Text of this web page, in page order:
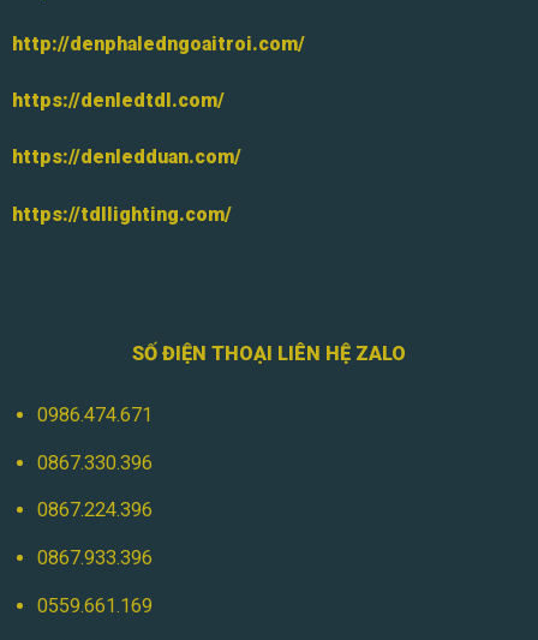
http://denphaledngoaitroi.com/
https://denledtdl.com/
https://denledduan.com/
https://tdllighting.com/
SỐ ĐIỆN THOẠI LIÊN HỆ ZALO
0986.474.671
0867.330.396
0867.224.396
0867.933.396
0559.661.169